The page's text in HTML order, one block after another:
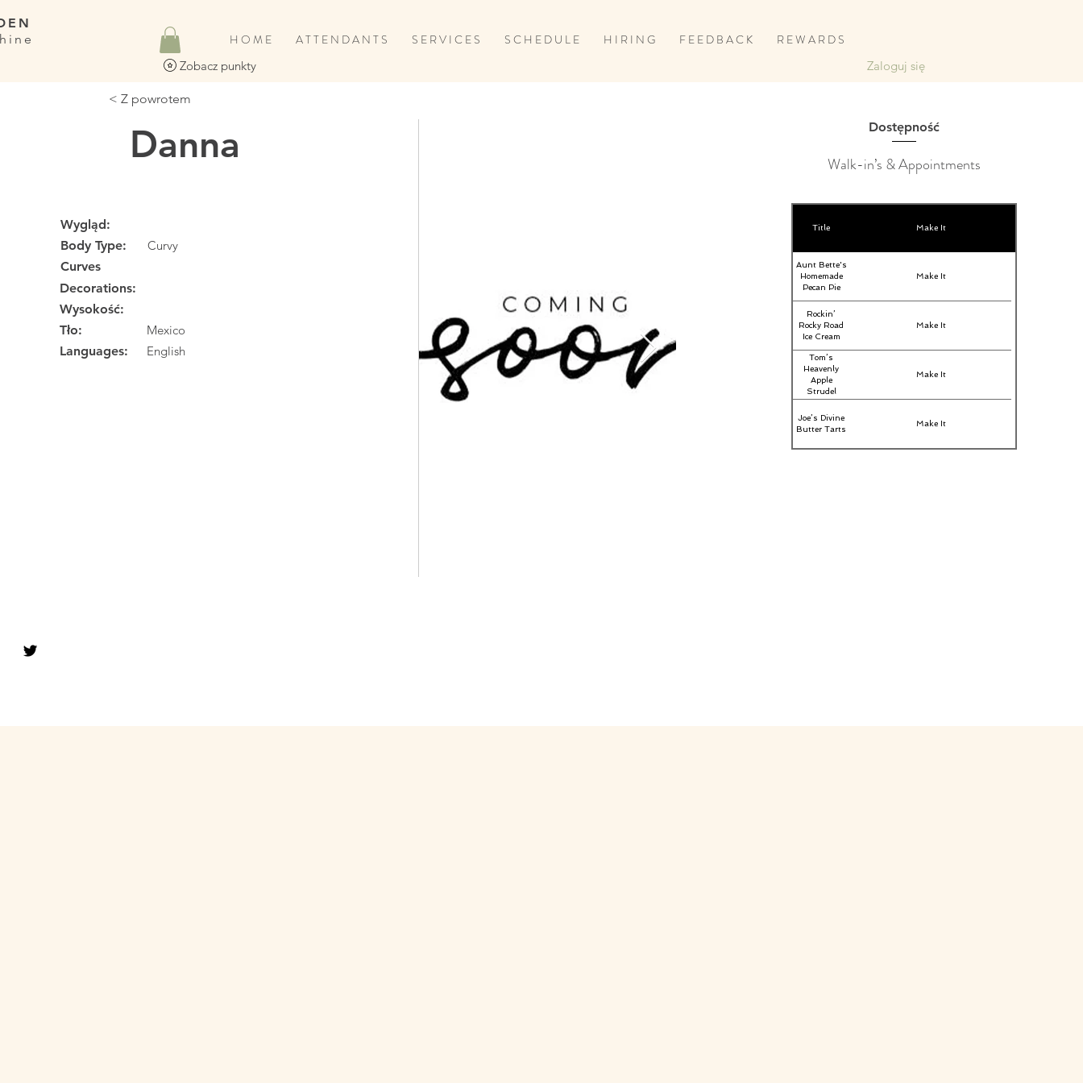
H O M E A T T E N D A N T S S E R V I C E S S C H E D U L E H I R I N G F E E D B A C K R E W A R D S
Zobacz punkty Zaloguj się
< Z powrotem
Danna
Wygląd:
Body Type:
Curves
Curvy
Decorations:
Wysokość:
Tło:
Languages:
Mexico
English
Dostępność
Walk-in’s & Appointments
Title Make It
Aunt Bette's
Homemade
Pecan Pie
Make It
Rockin’
Rocky Road
Ice Cream
Make It
Tom’s
Heavenly
Apple
Strudel
Make It
Joe’s Divine
Butter Tarts
Make It